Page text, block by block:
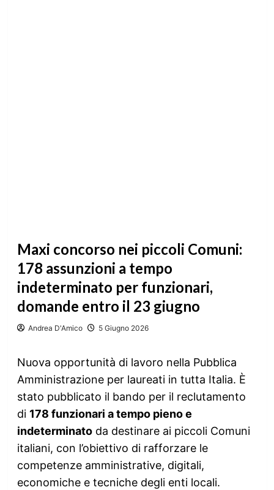
Maxi concorso nei piccoli Comuni:
178 assunzioni a tempo
indeterminato per funzionari,
domande entro il 23 giugno
Andrea D'Amico 5 Giugno 2026
Nuova opportunità di lavoro nella Pubblica
Amministrazione per laureati in tutta Italia. È
stato pubblicato il bando per il reclutamento
di 178 funzionari a tempo pieno e
indeterminatoda destinare ai piccoli Comuni
italiani, con l’obiettivo di rafforzare le
competenze amministrative, digitali,
economiche e tecniche degli enti locali.